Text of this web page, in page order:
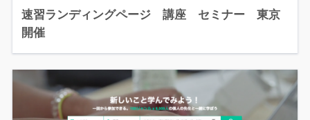
速習ランディングページ 講座 セミナー 東京
開催